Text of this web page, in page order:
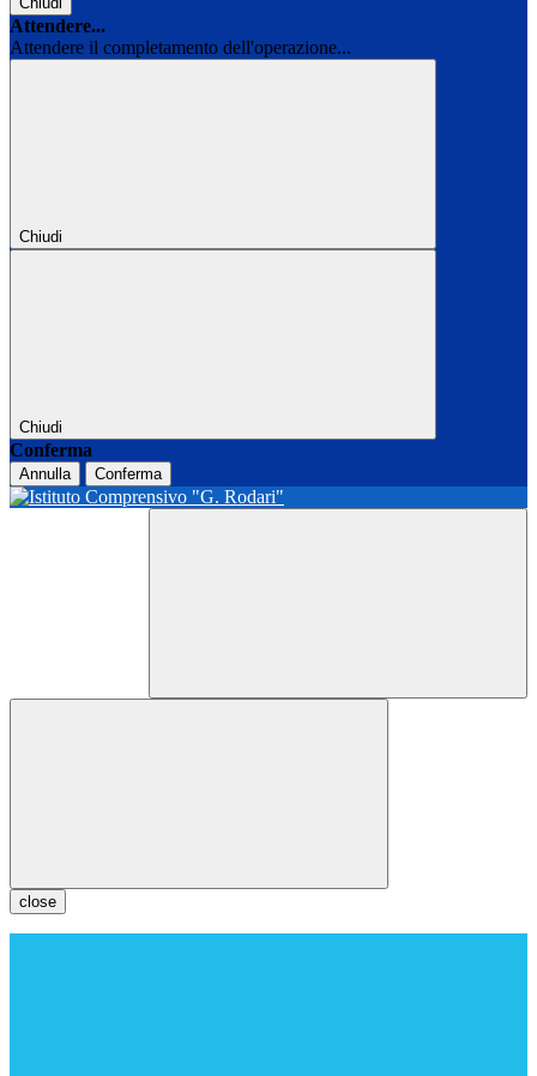
Attendere...
Attendere il completamento dell'operazione...
Chiudi
Chiudi
Conferma
Annulla Conferma
close